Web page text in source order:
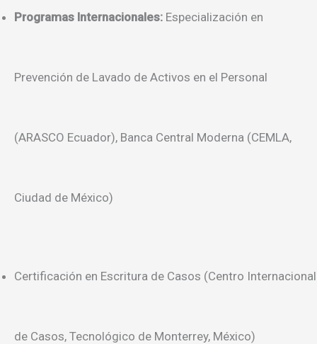
Programas Internacionales: Especialización en
Prevención de Lavado de Activos en el Personal
(ARASCO Ecuador), Banca Central Moderna (CEMLA,
Ciudad de México)
Certificación en Escritura de Casos (Centro Internacional
de Casos, Tecnológico de Monterrey, México)